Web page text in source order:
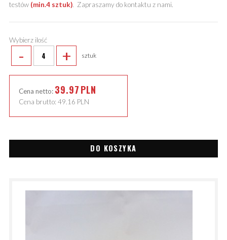
testów (min.4 sztuk). Zapraszamy do kontaktu z nami.
Wybierz ilość
- + sztuk
Cena netto: 39.97PLN
Cena brutto: 49.16 PLN
DO KOSZYKA